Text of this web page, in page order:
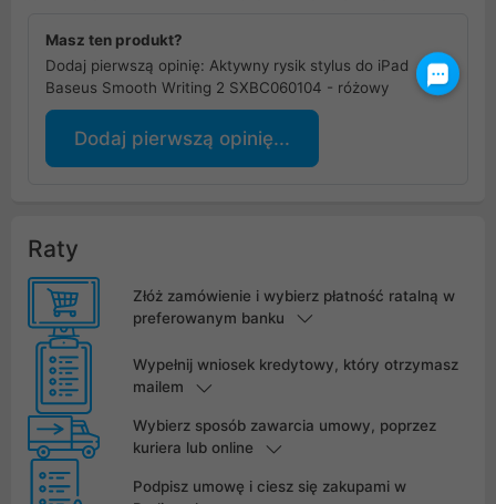
Masz ten produkt?
Dodaj pierwszą opinię: Aktywny rysik stylus do iPad
Baseus Smooth Writing 2 SXBC060104 - różowy
Dodaj pierwszą opinię...
Raty
Złóż zamówienie i wybierz płatność ratalną w
preferowanym banku
Wypełnij wniosek kredytowy, który otrzymasz
mailem
Wybierz sposób zawarcia umowy, poprzez
kuriera lub online
Podpisz umowę i ciesz się zakupami w